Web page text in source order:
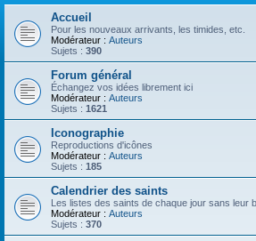
Accueil
Pour les nouveaux arrivants, les timides, etc.
Modérateur : Auteurs
Sujets : 390
Forum général
Échangez vos idées librement ici
Modérateur : Auteurs
Sujets : 1621
Iconographie
Reproductions d'icônes
Modérateur : Auteurs
Sujets : 185
Calendrier des saints
Les listes des saints de chaque jour sans leur
Modérateur : Auteurs
Sujets : 370